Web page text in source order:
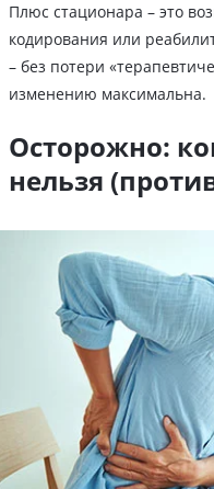
Плюс стационара – это
кодирования или
– без потери
изменению максимальна.
Осторожно:
нельзя